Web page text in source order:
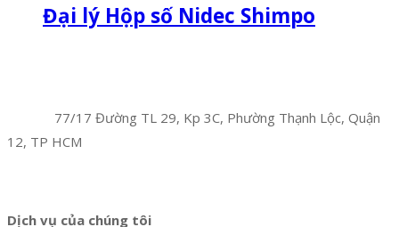
Đại lý Hộp số Nidec Shimpo
77/17 Đường TL 29, Kp 3C, Phường Thạnh Lộc, Quận
12, TP HCM
Dịch vụ của chúng tôi